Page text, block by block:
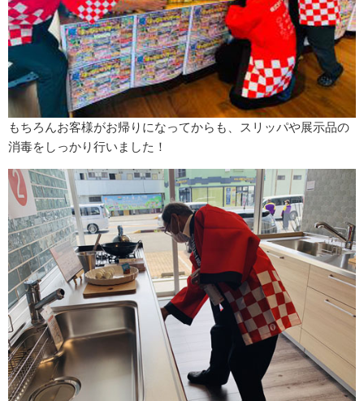
もちろんお客様がお帰りになってからも、スリッパや展示品の
消毒をしっかり行いました！